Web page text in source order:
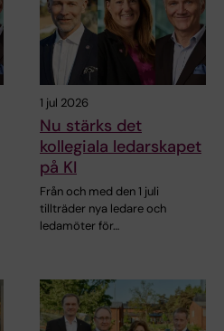
1 jul 2026
Nu stärks det
kollegiala ledarskapet
på KI
Från och med den 1 juli
tillträder nya ledare och
ledamöter för…